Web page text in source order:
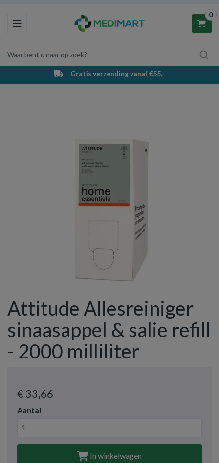
Toggle navigation
Waar bent u naar op zoek?
0
Winkelwagen
Gratis verzending vanaf €55,-
Attitude Allesreiniger
sinaasappel & salie refill
- 2000 milliliter
€ 33,66
Aantal
In winkelwagen